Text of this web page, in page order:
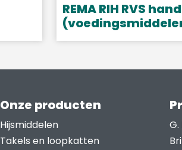
REMA RIH RVS
Dit
variaties.
optie
Onze producten
Hijsmiddelen
Takels en loopkatten